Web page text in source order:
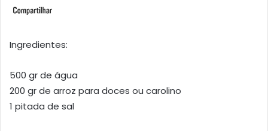
Ingredientes:
500 gr de água
200 gr de arroz para doces ou carolino
1 pitada de sal